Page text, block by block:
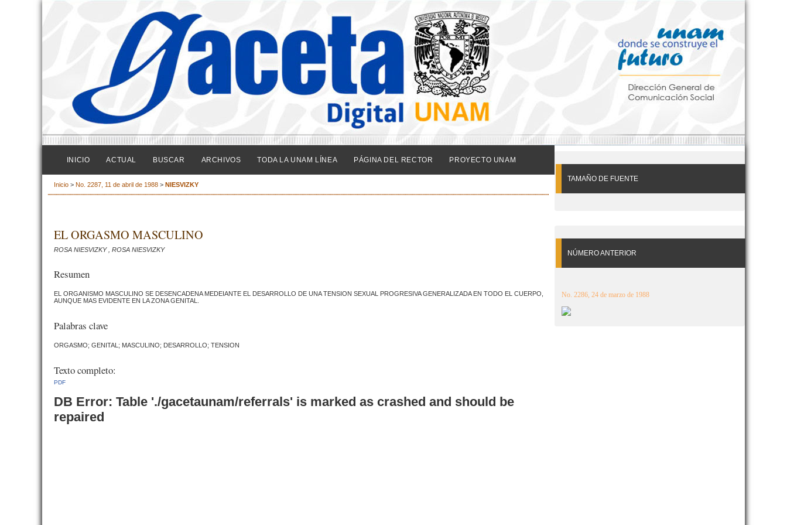
TAMAÑO DE FUENTE
NÚMERO ANTERIOR
No. 2286, 24 de marzo de 1988
INICIO ACTUAL BUSCAR ARCHIVOS TODA LA UNAM LÍNEA PÁGINA DEL RECTOR PROYECTO UNAM
Inicio > No. 2287, 11 de abril de 1988 > NIESVIZKY
EL ORGASMO MASCULINO
ROSA NIESVIZKY , ROSA NIESVIZKY
Resumen
EL ORGANISMO MASCULINO SE DESENCADENA MEDEIANTE EL DESARROLLO DE UNA TENSION SEXUAL PROGRESIVA GENERALIZADA EN TODO EL CUERPO,
AUNQUE MAS EVIDENTE EN LA ZONA GENITAL.
Palabras clave
ORGASMO; GENITAL; MASCULINO; DESARROLLO; TENSION
Texto completo:
PDF
DB Error: Table './gacetaunam/referrals' is marked as crashed and should be
repaired